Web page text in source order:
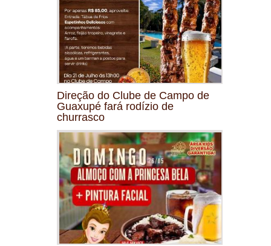
Direção do Clube de Campo de
Guaxupé fará rodízio de
churrasco